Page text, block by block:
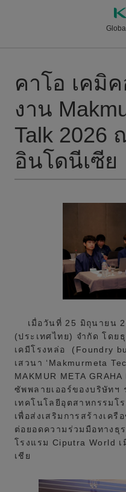
คาโอ เคมิ
งาน
Talk 2026
อินโดนีเซีย
เมื่อวันที่ 25 มิถุนายน
(ประเทศไทย) จำกัด โด
เคมีโรงหล่อ (Foundry
เสวนา ‘Makmurmeta
MAKMUR META
ซัพพลายเออร์ของบริษัทฯ
เทคโนโลยีอุตสาหกรรมโ
เพื่อส่งเสริมการสร้างเค
ต่อยอดความร่วมมือทาง
โรงแรม Ciputra World
เชีย